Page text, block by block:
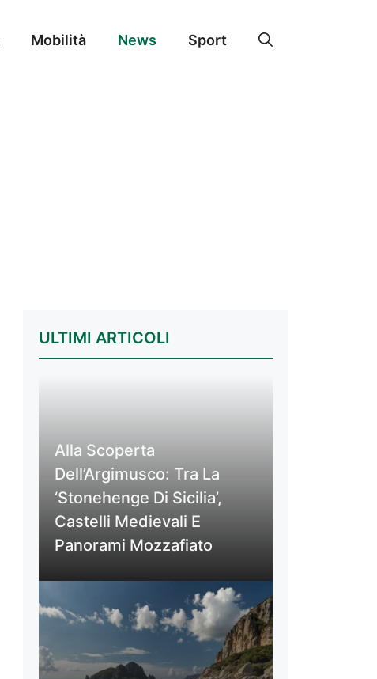
Mobilità News Sport
ULTIMI ARTICOLI
Alla Scoperta
Dell’Argimusco: Tra La
‘Stonehenge Di Sicilia’,
Castelli Medievali E
Panorami Mozzafiato